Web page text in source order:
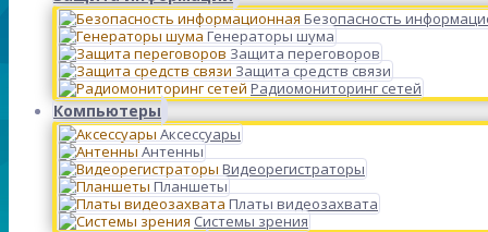
Безопасность
Генераторы шума
Защита переговоров
Защита средств связи
Радиомониторинг сетей
Компьютеры
Аксессуары
Антенны
Видеорегистраторы
Планшеты
Платы видеозахвата
Системы зрения